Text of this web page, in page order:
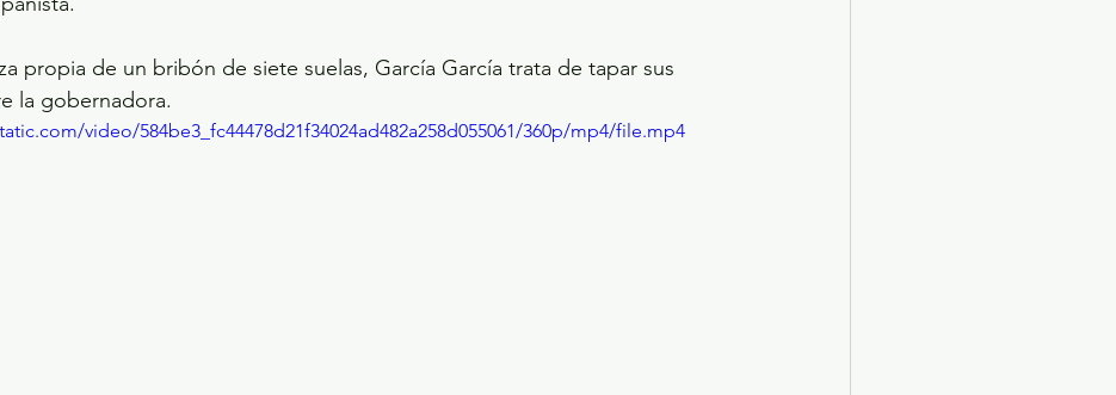
propia de un bribón de siete suelas, García García trata de tapar sus
la gobernadora.
video/584be3_fc44478d21f34024ad482a258d055061/360p/mp4/file.mp4